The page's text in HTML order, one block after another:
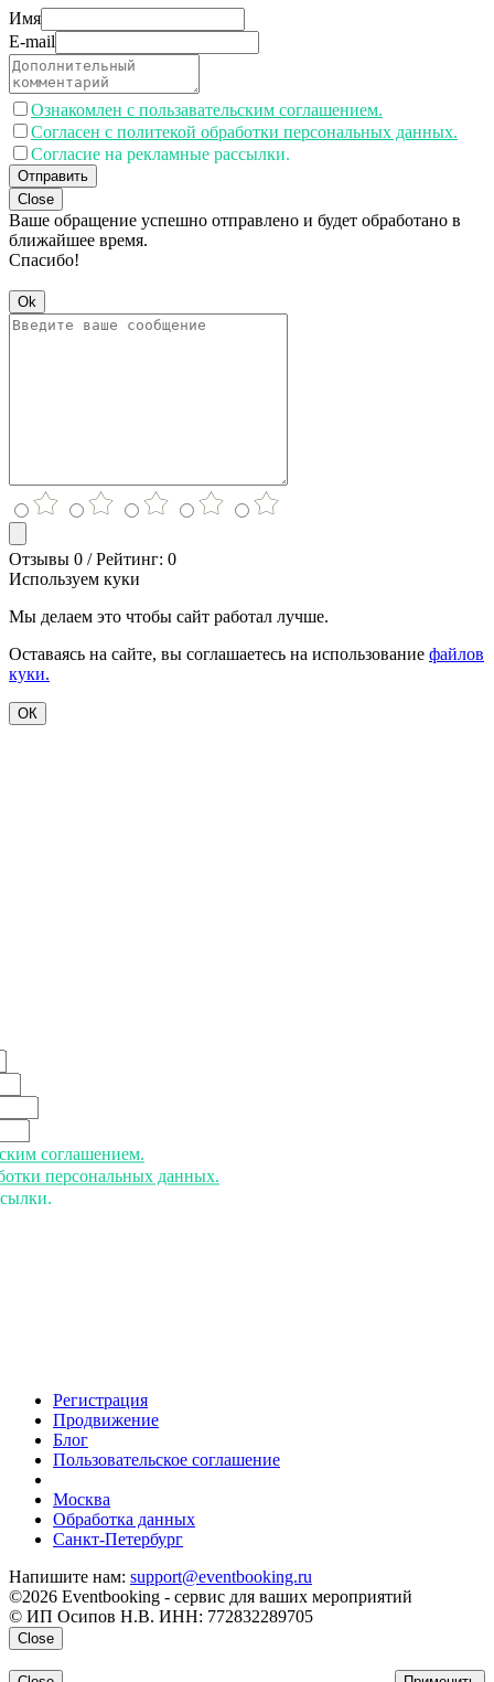
Имя
E-mail
Ознакомлен с пользавательским соглашением.
Согласен с политекой обработки персональных данных.
Согласие на рекламные рассылки.
Отправить
Close
Ваше обращение успешно отправлено и будет обработано в
ближайшее время.
Спасибо!
Ok
Отзывы 0 / Рейтинг: 0
Используем куки
Мы делаем это чтобы сайт работал лучше.
Оставаясь на сайте, вы соглашаетесь на использование файлов
куки.
ОК
соглашением.
персональных данных.
Регистрация
Продвижение
Блог
Пользовательское соглашение
Москва
Обработка данных
Санкт-Петербург
Напишите нам: support@eventbooking.ru
©2026 Eventbooking - сервис для ваших мероприятий
© ИП Осипов Н.В. ИНН: 772832289705
Close